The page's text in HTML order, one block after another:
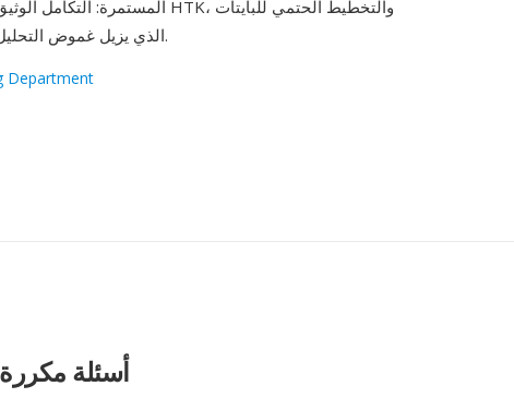
الذي يزيل غموض التحليل، والاعتماد الواسع في المدونات الأكاديمية.
Department
أسئلة مكررة